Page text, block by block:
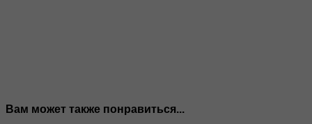
Вам может также понравиться...